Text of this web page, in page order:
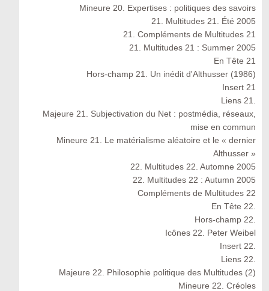
Mineure 20. Expertises : politiques des savoirs
21. Multitudes 21. Été 2005
21. Compléments de Multitudes 21
21. Multitudes 21 : Summer 2005
En Tête 21
Hors-champ 21. Un inédit d'Althusser (1986)
Insert 21
Liens 21.
Majeure 21. Subjectivation du Net : postmédia, réseaux,
mise en commun
Mineure 21. Le matérialisme aléatoire et le « dernier
Althusser »
22. Multitudes 22. Automne 2005
22. Multitudes 22 : Autumn 2005
Compléments de Multitudes 22
En Tête 22.
Hors-champ 22.
Icônes 22. Peter Weibel
Insert 22.
Liens 22.
Majeure 22. Philosophie politique des Multitudes (2)
Mineure 22. Créoles